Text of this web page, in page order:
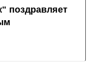
поздравляет